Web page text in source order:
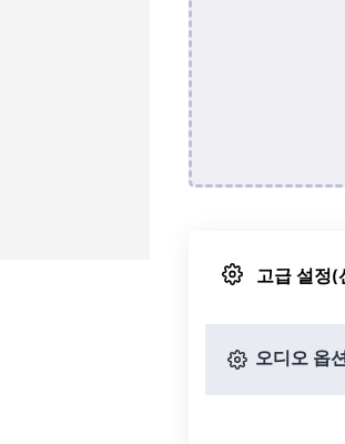
고급 설정(
오디오 옵